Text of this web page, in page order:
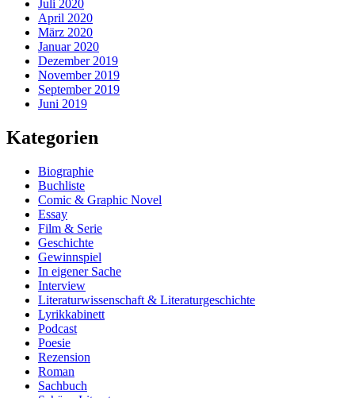
Juli 2020
April 2020
März 2020
Januar 2020
Dezember 2019
November 2019
September 2019
Juni 2019
Kategorien
Biographie
Buchliste
Comic & Graphic Novel
Essay
Film & Serie
Geschichte
Gewinnspiel
In eigener Sache
Interview
Literaturwissenschaft & Literaturgeschichte
Lyrikkabinett
Podcast
Poesie
Rezension
Roman
Sachbuch